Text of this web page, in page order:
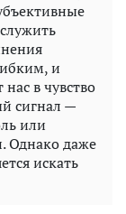
и
в чувство
сигнал —
или
Однако даже
искать